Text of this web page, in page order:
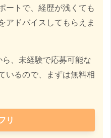
ートで、経歴が浅くても
アドバイスしてもらえま
、未経験で応募可能な
いるので、まずは無料相
リ